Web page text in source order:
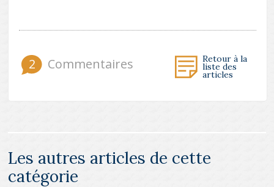
2 Commentaires Retour à la
liste des
articles
Les autres articles de cette
catégorie